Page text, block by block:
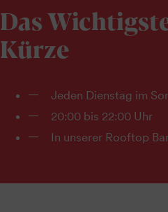
Das
Kürze
Jeden Dienstag im
20:00 bis 22:00 Uhr
In unserer Rooftop